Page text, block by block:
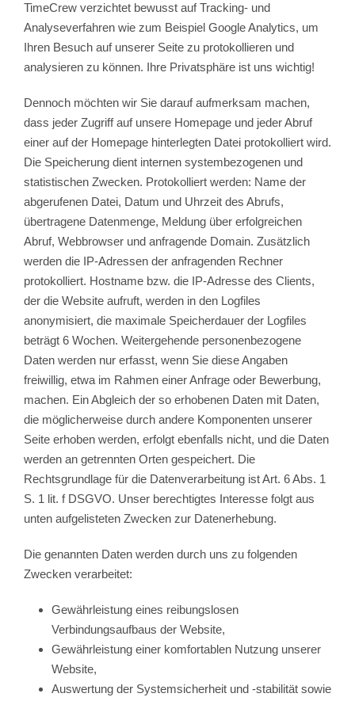
TimeCrew verzichtet bewusst auf Tracking- und
Analyseverfahren wie zum Beispiel Google Analytics, um
Ihren Besuch auf unserer Seite zu protokollieren und
analysieren zu können. Ihre Privatsphäre ist uns wichtig!
Dennoch möchten wir Sie darauf aufmerksam machen,
dass jeder Zugriff auf unsere Homepage und jeder Abruf
einer auf der Homepage hinterlegten Datei protokolliert wird.
Die Speicherung dient internen systembezogenen und
statistischen Zwecken. Protokolliert werden: Name der
abgerufenen Datei, Datum und Uhrzeit des Abrufs,
übertragene Datenmenge, Meldung über erfolgreichen
Abruf, Webbrowser und anfragende Domain. Zusätzlich
werden die IP-Adressen der anfragenden Rechner
protokolliert. Hostname bzw. die IP-Adresse des Clients,
der die Website aufruft, werden in den Logfiles
anonymisiert, die maximale Speicherdauer der Logfiles
beträgt 6 Wochen. Weitergehende personenbezogene
Daten werden nur erfasst, wenn Sie diese Angaben
freiwillig, etwa im Rahmen einer Anfrage oder Bewerbung,
machen. Ein Abgleich der so erhobenen Daten mit Daten,
die möglicherweise durch andere Komponenten unserer
Seite erhoben werden, erfolgt ebenfalls nicht, und die Daten
werden an getrennten Orten gespeichert. Die
Rechtsgrundlage für die Datenverarbeitung ist Art. 6 Abs. 1
S. 1 lit. f DSGVO. Unser berechtigtes Interesse folgt aus
unten aufgelisteten Zwecken zur Datenerhebung.
Die genannten Daten werden durch uns zu folgenden
Zwecken verarbeitet:
Gewährleistung eines reibungslosen
Verbindungsaufbaus der Website,
Gewährleistung einer komfortablen Nutzung unserer
Website,
Auswertung der Systemsicherheit und -stabilität sowie